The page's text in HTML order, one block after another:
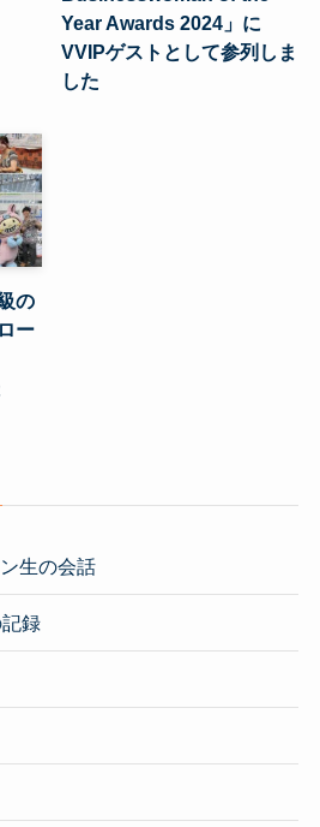
Year Awards 2024」に
VVIPゲストとして参列しま
した
の
ー
生の会話
録